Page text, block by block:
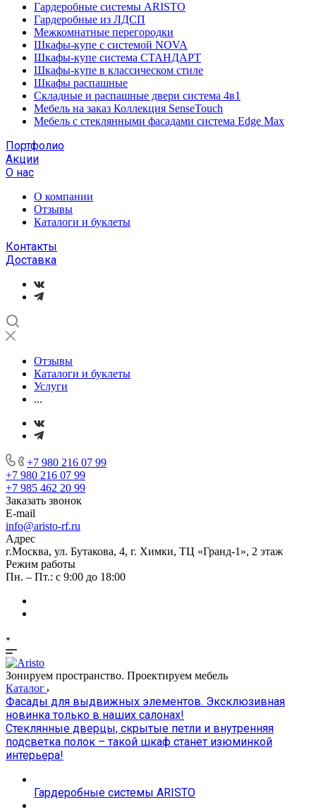
Гардеробные системы ARISTO
Гардеробные из ЛДСП
Межкомнатные перегородки
Шкафы-купе с системой NOVA
Шкафы-купе система СТАНДАРТ
Шкафы-купе в классическом стиле
Шкафы распашные
Складные и распашные двери система 4в1
Мебель на заказ Коллекция SenseTouch
Мебель с стеклянными фасадами система Edge Max
Портфолио
Акции
О нас
О компании
Отзывы
Каталоги и буклеты
Контакты
Доставка
Отзывы
Каталоги и буклеты
Услуги
...
+7 980 216 07 99
+7 980 216 07 99
+7 985 462 20 99
Заказать звонок
E-mail
info@aristo-rf.ru
Адрес
г.Москва, ул. Бутакова, 4, г. Химки, ТЦ «Гранд-1», 2 этаж
Режим работы
Пн. – Пт.: с 9:00 до 18:00
Зонируем пространство. Проектируем мебель
Каталог
Фасады для выдвижных элементов. Эксклюзивная
новинка только в наших салонах!
Стеклянные дверцы, скрытые петли и внутренняя
подсветка полок – такой шкаф станет изюминкой
интерьера!
Гардеробные системы ARISTO